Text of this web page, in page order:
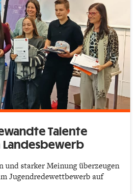
Talente
Landesbewerb
und starker Meinung überzeugen
Jugendredewettbewerb auf